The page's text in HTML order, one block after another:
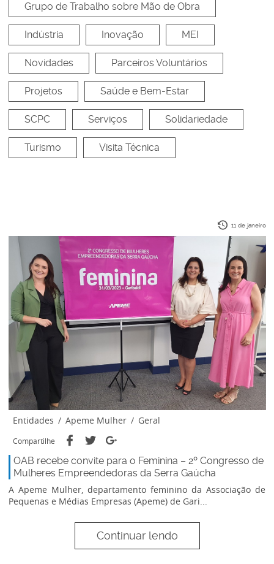
Grupo de Trabalho sobre Mão de Obra
Indústria Inovação MEI
Novidades Parceiros Voluntários
Projetos Saúde e Bem-Estar
SCPC Serviços Solidariedade
Turismo Visita Técnica
11 de janeiro
Entidades / Apeme Mulher / Geral
Compartilhe
OAB recebe convite para o Feminina – 2º Congresso de
Mulheres Empreendedoras da Serra Gaúcha
A Apeme Mulher, departamento feminino da Associação de
Pequenas e Médias Empresas (Apeme) de Gari...
Continuar lendo